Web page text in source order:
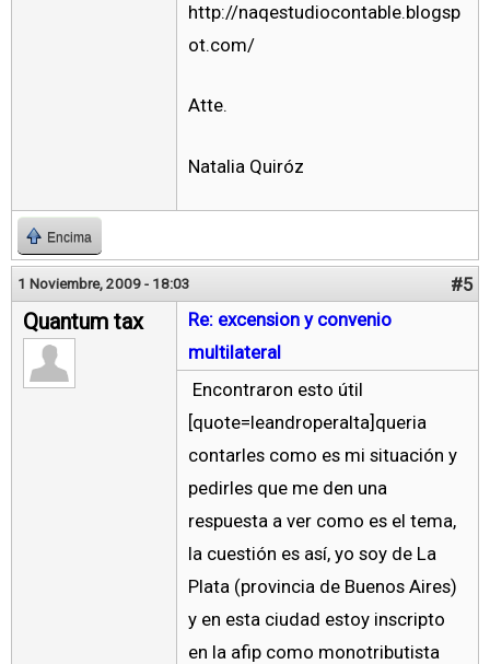
http://naqestudiocontable.blogsp
ot.com/
Atte.
Natalia Quiróz
Encima
1 Noviembre, 2009 - 18:03 #5
Quantum tax
Re: excension y convenio
multilateral
Encontraron esto útil
[quote=leandroperalta]queria
contarles como es mi situación y
pedirles que me den una
respuesta a ver como es el tema,
la cuestión es así, yo soy de La
Plata (provincia de Buenos Aires)
y en esta ciudad estoy inscripto
en la afip como monotributista